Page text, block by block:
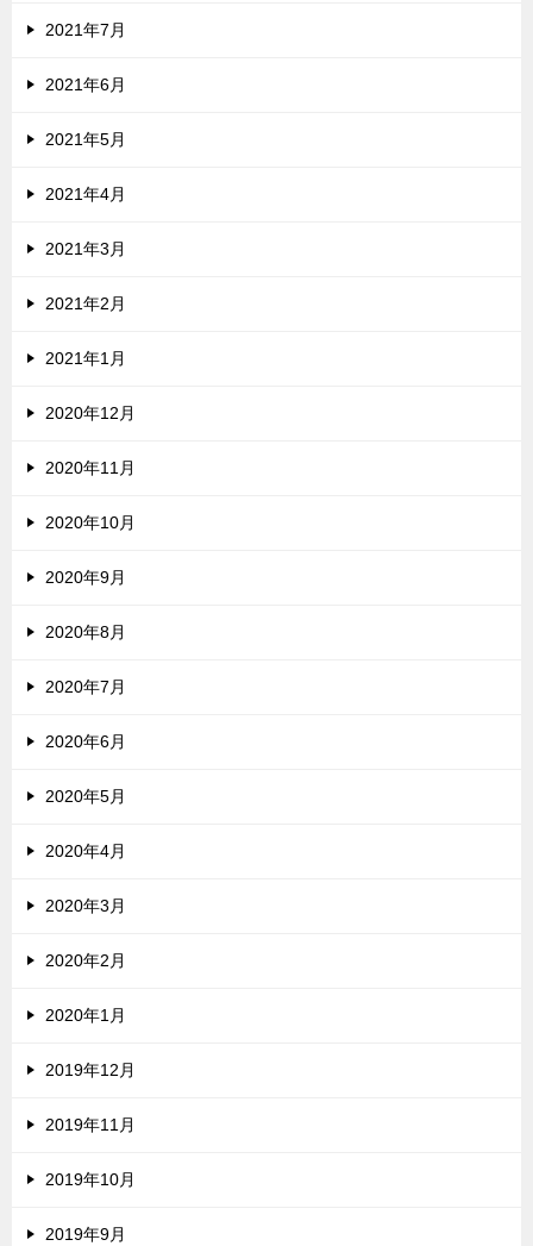
2021年7月
2021年6月
2021年5月
2021年4月
2021年3月
2021年2月
2021年1月
2020年12月
2020年11月
2020年10月
2020年9月
2020年8月
2020年7月
2020年6月
2020年5月
2020年4月
2020年3月
2020年2月
2020年1月
2019年12月
2019年11月
2019年10月
2019年9月